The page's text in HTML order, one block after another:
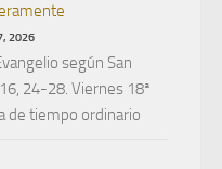
2026
según San
24-28. Viernes 18ª
de tiempo ordinario